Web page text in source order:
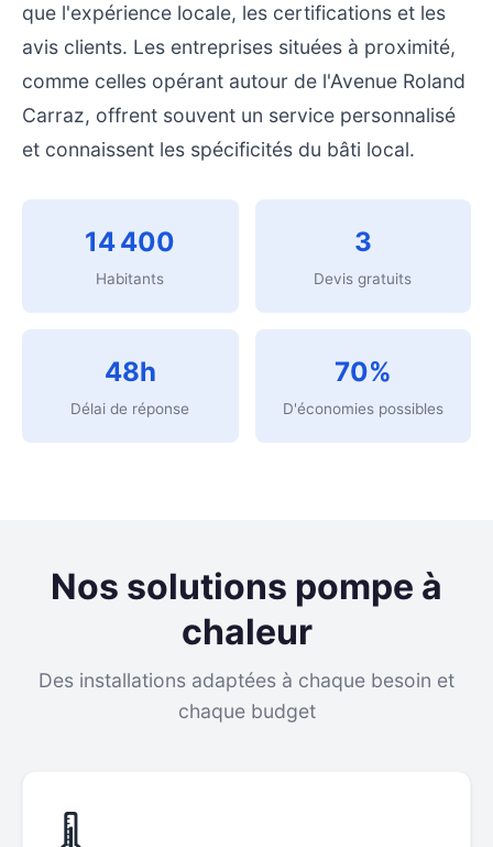
que l'expérience locale, les certifications et les
avis clients. Les entreprises situées à proximité,
comme celles opérant autour de l'Avenue Roland
Carraz, offrent souvent un service personnalisé
et connaissent les spécificités du bâti local.
14 400
Habitants
3
Devis gratuits
48h
Délai de réponse
70%
D'économies possibles
Nos solutions pompe à
chaleur
Des installations adaptées à chaque besoin et
chaque budget